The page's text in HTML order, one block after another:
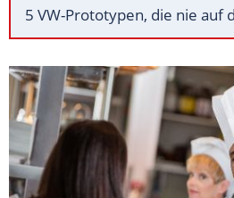
5 VW-Prototypen, die nie auf